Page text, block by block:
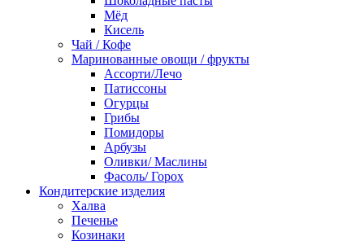
Мёд
Кисель
Чай / Кофе
Маринованные овощи / фрукты
Ассорти/Лечо
Патиссоны
Огурцы
Грибы
Помидоры
Арбузы
Оливки/ Маслины
Фасоль/ Горох
Кондитерские изделия
Халва
Печенье
Козинаки